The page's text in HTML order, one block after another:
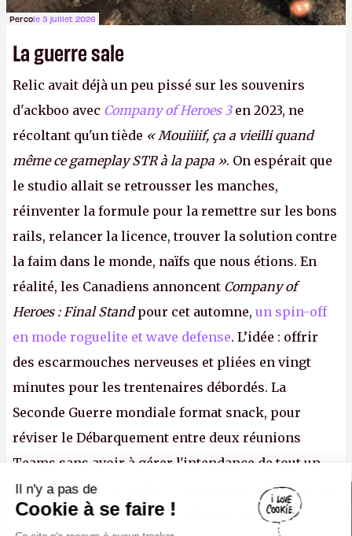
Percole 3 juillet 2026
La guerre sale
Relic avait déjà un peu pissé sur les souvenirs
d'ackboo avec Company of Heroes 3en 2023, ne
récoltant qu'un tiède « Mouiiiif, ça a vieilli quand
même ce gameplay STR à la papa ». On espérait que
le studio allait se retrousser les manches,
réinventer la formule pour la remettre sur les bons
rails, relancer la licence, trouver la solution contre
la faim dans le monde, naïfs que nous étions. En
réalité, les Canadiens annoncent Company of
Heroes : Final Standpour cet automne, un spin-off
en mode roguelite et wave defense. L’idée : offrir
des escarmouches nerveuses et pliées en vingt
minutes pour les trentenaires débordés. La
Seconde Guerre mondiale format snack, pour
réviser le Débarquement entre deux réunions
Teams sans avoir à gérer l'intendance de tout un
continent. Pauvre ackboo, après avoir uriné sur ses
bottes, Relic vient donc de déféquer dans son
Canard PC
Kiosque numérique
Il n'y a pas de
Cookie à se faire !